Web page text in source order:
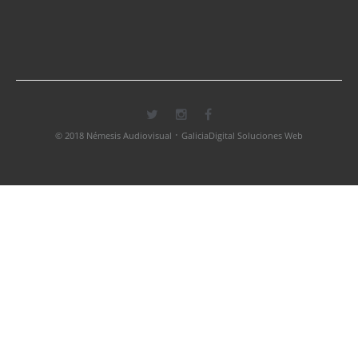
© 2018 Némesis Audiovisual · GaliciaDigital Soluciones Web